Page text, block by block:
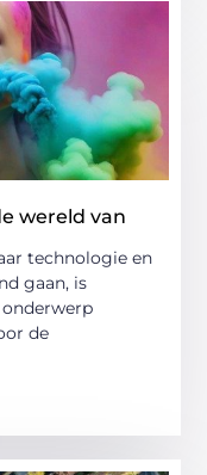
wereld van
technologie en
gaan, is
de